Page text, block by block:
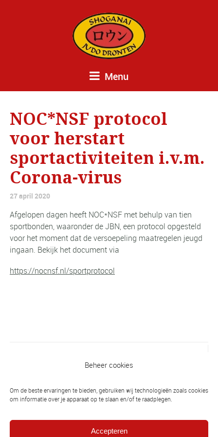
Beheer cookies
Om de beste ervaringen te bieden, gebruiken wij technologieën zoals cookies
om informatie over je apparaat op te slaan en/of te raadplegen.
Accepteren
Menu
NOC*NSF protocol
voor herstart
sportactiviteiten i.v.m.
Corona-virus
27 april 2020
Afgelopen dagen heeft NOC*NSF met behulp van tien
sportbonden, waaronder de JBN, een protocol opgesteld
voor het moment dat de versoepeling maatregelen jeugd
ingaan. Bekijk het document via
https://nocnsf.nl/sportprotocol
Nog even geduld a.u.b.
Volgend bericht
vanaf woensdag 29 april. a.s. Zie rooster